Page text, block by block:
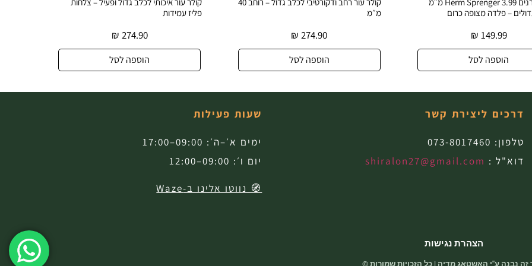
– פלדה מצופה כרום
149.99
₪
הוספה לסל
מ״מ
274.90
₪
הוספה לסל
פליז עמידות
274.90
₪
הוספה לסל
דרכים ליצירת קשר
טלפון: 073-8017460
דוא"ל : shiralon27@gmail.com
שעות פעילות
ימים א׳–ה׳: 09:00–17:00
יום ו׳: 09:00–12:00
🧭 נווטו אלינו ב-Waze
הצהרת נגישות
זה נבנה ע"י האשטאג מדיה | כל הזכויות שמורות ©